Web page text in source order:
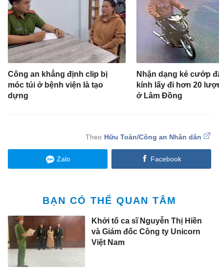
Công an khẳng định clip bị
móc túi ở bệnh viện là tạo
dựng
Nhận dạng kẻ cướp
kính lấy đi hơn 20
ở Lâm Đồng
Hữu Toàn/Công an Nhân dân
Zalo Facebook
BẠN CÓ THỂ QUAN TÂM
Khởi tố ca sĩ Nguyễn Thị Hiền
và Giám đốc Công ty Unicorn
Việt Nam